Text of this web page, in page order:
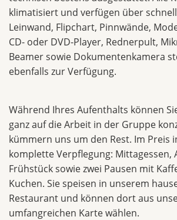
klimatisiert und verfügen über
Leinwand, Flipchart, Pinnwände,
CD- oder DVD-Player, Rednerpult,
Beamer sowie Dokumentenkamera
ebenfalls zur Verfügung.
Während Ihres Aufenthalts können
ganz auf die Arbeit in der Gruppe
kümmern uns um den Rest. Im Preis
komplette Verpflegung: Mittagessen,
Frühstück sowie zwei Pausen mit
Kuchen. Sie speisen in unserem
Restaurant und können dort aus
umfangreichen Karte wählen.